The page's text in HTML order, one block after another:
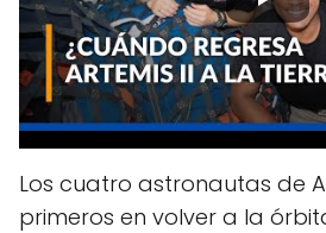
Los cuatro astronautas de
primeros en volver a la